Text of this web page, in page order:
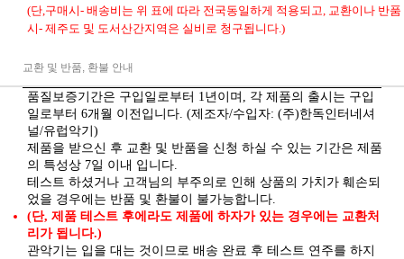
(단,구매시- 배송비는 위 표에 따라 전국동일하게 적용되고, 교환이나 반품
시- 제주도 및 도서산간지역은 실비로 청구됩니다.)
교환 및 반품, 환불 안내
품질보증기간은 구입일로부터 1년이며, 각 제품의 출시는 구입
일로부터 6개월 이전입니다. (제조자/수입자: (주)한독인터네셔
널/유럽악기)
제품을 받으신 후 교환 및 반품을 신청 하실 수 있는 기간은 제품
의 특성상 7일 이내 입니다.
테스트 하셨거나 고객님의 부주의로 인해 상품의 가치가 훼손되
었을 경우에는 반품 및 환불이 불가능합니다.
(단, 제품 테스트 후에라도 제품에 하자가 있는 경우에는 교환처
리가 됩니다.)
관악기는 입을 대는 것이므로 배송 완료 후 테스트 연주를 하지